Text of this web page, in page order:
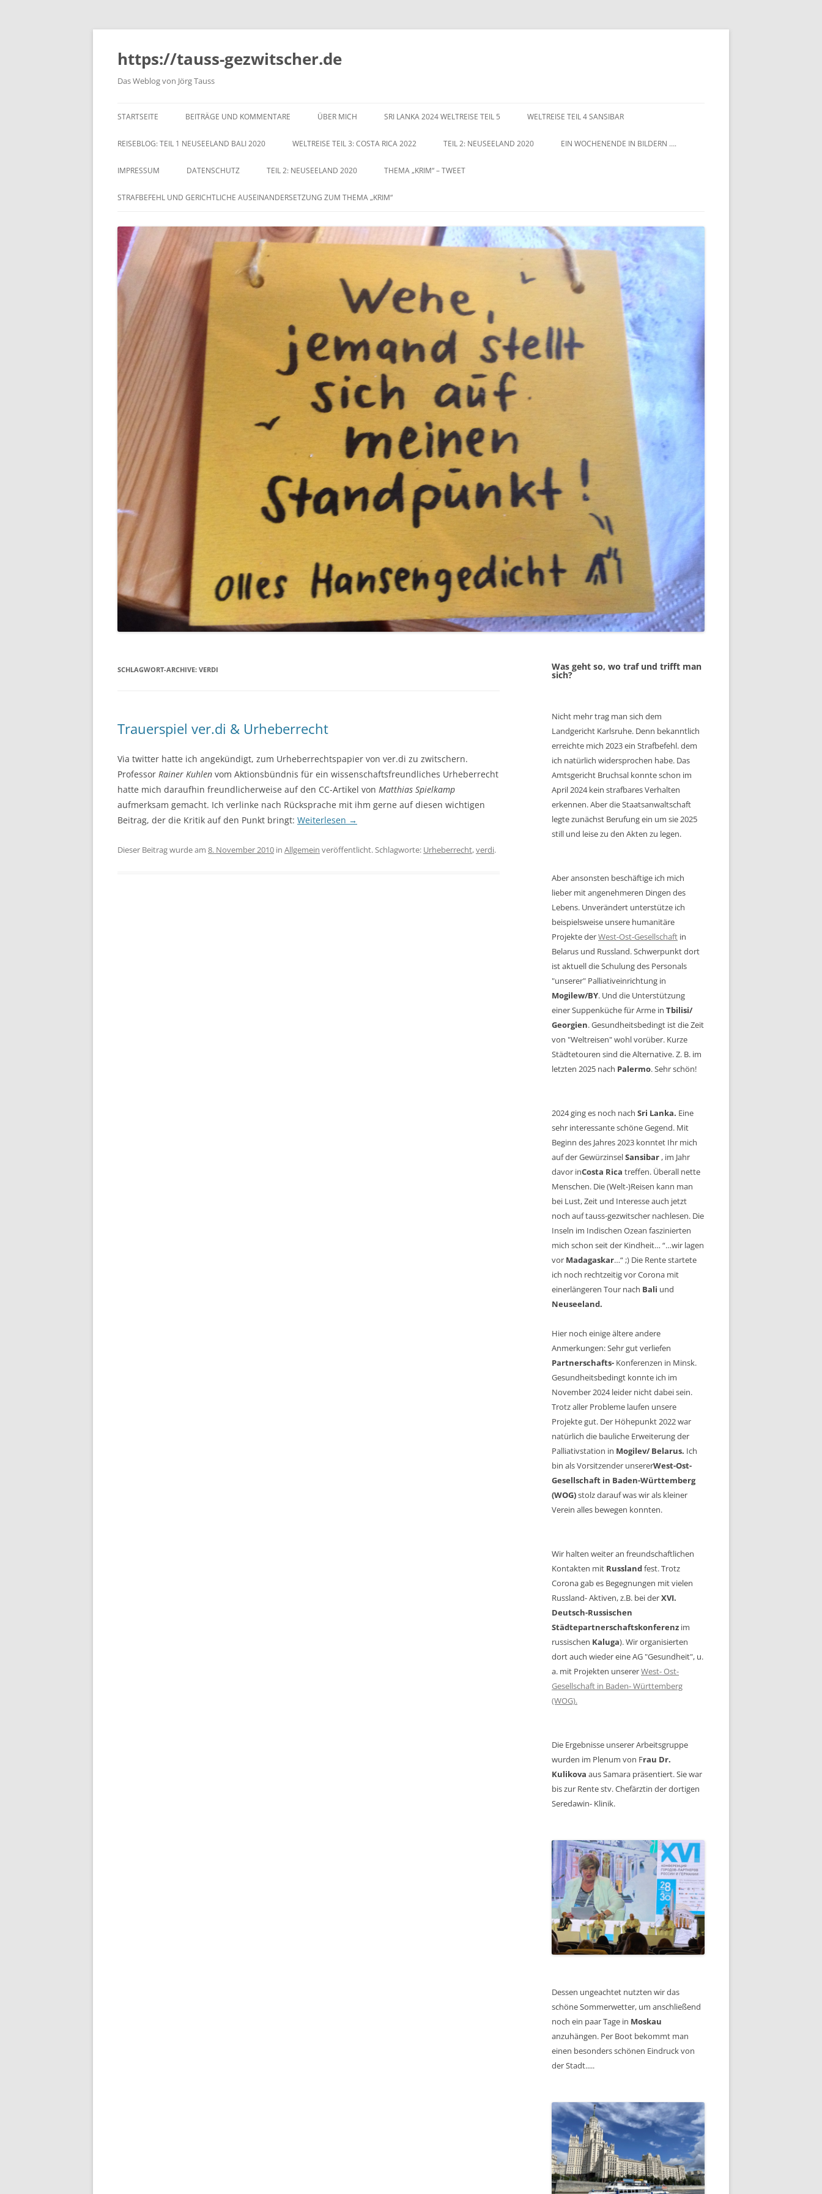
https://tauss-gezwitscher.de
Das Weblog von Jörg Tauss
Inhalt
STARTSEITE BEITRÄGE UND KOMMENTARE ÜBER MICH SRI LANKA 2024 WELTREISE TEIL 5 WELTREISE TEIL 4 SANSIBAR
REISEBLOG: TEIL 1 NEUSEELAND BALI 2020 WELTREISE TEIL 3: COSTA RICA 2022 TEIL 2: NEUSEELAND 2020 EIN WOCHENENDE IN BILDERN ….
IMPRESSUM DATENSCHUTZ TEIL 2: NEUSEELAND 2020 THEMA „KRIM“ – TWEET
STRAFBEFEHL UND GERICHTLICHE AUSEINANDERSETZUNG ZUM THEMA „KRIM“
SCHLAGWORT-ARCHIVE: VERDI
Trauerspiel ver.di & Urheberrecht
Via twitter hatte ich angekündigt, zum Urheberrechtspapier von ver.di zu zwitschern.
Professor Rainer Kuhlen vom Aktionsbündnis für ein wissenschaftsfreundliches Urheberrecht
hatte mich daraufhin freundlicherweise auf den CC-Artikel von Matthias Spielkamp
aufmerksam gemacht. Ich verlinke nach Rücksprache mit ihm gerne auf diesen wichtigen
Beitrag, der die Kritik auf den Punkt bringt: Weiterlesen →
Dieser Beitrag wurde am 8. November 2010 in Allgemein veröffentlicht. Schlagworte: Urheberrecht,verdi.
Was geht so, wo traf und trifft man
sich?
Nicht mehr trag man sich dem
Landgericht Karlsruhe. Denn bekanntlich
erreichte mich 2023 ein Strafbefehl. dem
ich natürlich widersprochen habe. Das
Amtsgericht Bruchsal konnte schon im
April 2024 kein strafbares Verhalten
erkennen. Aber die Staatsanwaltschaft
legte zunächst Berufung ein um sie 2025
still und leise zu den Akten zu legen.
Aber ansonsten beschäftige ich mich
lieber mit angenehmeren Dingen des
Lebens. Unverändert unterstütze ich
beispielsweise unsere humanitäre
Projekte derWest-Ost-Gesellschaft in
Belarus und Russland. Schwerpunkt dort
ist aktuell die Schulung des Personals
"unserer" Palliativeinrichtung in
Mogilew/BY. Und die Unterstützung
einer Suppenküche für Arme in Tbilisi/
Georgien. Gesundheitsbedingt ist die Zeit
von "Weltreisen" wohl vorüber. Kurze
Städtetouren sind die Alternative. Z. B. im
letzten 2025 nach Palermo. Sehr schön!
2024 ging es noch nach Sri Lanka. Eine
sehr interessante schöne Gegend. Mit
Beginn des Jahres 2023 konntet Ihr mich
auf der GewürzinselSansibar , im Jahr
davor inCosta Rica treffen. Überall nette
Menschen. Die (Welt-)Reisen kann man
bei Lust, Zeit und Interesse auch jetzt
noch auf tauss-gezwitscher nachlesen. Die
Inseln im Indischen Ozean faszinierten
mich schon seit der Kindheit… “…wir lagen
vor Madagaskar…“ ;) Die Rente startete
ich noch rechtzeitig vor Corona mit
einerlängeren Tour nach Bali und
Neuseeland.
Hier noch einige ältere andere
Anmerkungen: Sehr gut verliefen
Partnerschafts- Konferenzen in Minsk.
Gesundheitsbedingt konnte ich im
November 2024 leider nicht dabei sein.
Trotz aller Probleme laufen unsere
Projekte gut. Der Höhepunkt 2022 war
natürlich die bauliche Erweiterung der
Palliativstation in Mogilev/ Belarus. Ich
bin als Vorsitzender unsererWest-Ost-
Gesellschaft in Baden-Württemberg
(WOG)stolz darauf was wir als kleiner
Verein alles bewegen konnten.
Wir halten weiter an freundschaftlichen
Kontakten mit Russlandfest. Trotz
Corona gab es Begegnungen mit vielen
Russland- Aktiven, z.B. bei derXVI.
Deutsch-Russischen
Städtepartnerschaftskonferenz im
russischen Kaluga). Wir organisierten
dort auch wieder eine AG "Gesundheit", u.
a. mit Projekten unsererWest- Ost-
Gesellschaft in Baden- Württemberg
(WOG).
Die Ergebnisse unserer Arbeitsgruppe
wurden im Plenum von Frau Dr.
Kulikova aus Samara präsentiert. Sie war
bis zur Rente stv. Chefärztin der dortigen
Seredawin- Klinik.
Dessen ungeachtet nutzten wir das
schöne Sommerwetter, um anschließend
noch ein paar Tage in Moskau
anzuhängen. Per Boot bekommt man
einen besonders schönen Eindruck von
der Stadt.....